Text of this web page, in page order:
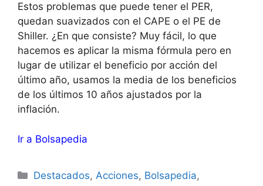
Estos problemas que puede tener el PER,
quedan suavizados con el CAPE o el PE de
Shiller. ¿En que consiste? Muy fácil, lo que
hacemos es aplicar la misma fórmula pero en
lugar de utilizar el beneficio por acción del
último año, usamos la media de los beneficios
de los últimos 10 años ajustados por la
inflación.
Ir a Bolsapedia
Categorías
Destacados, Acciones, Bolsapedia,